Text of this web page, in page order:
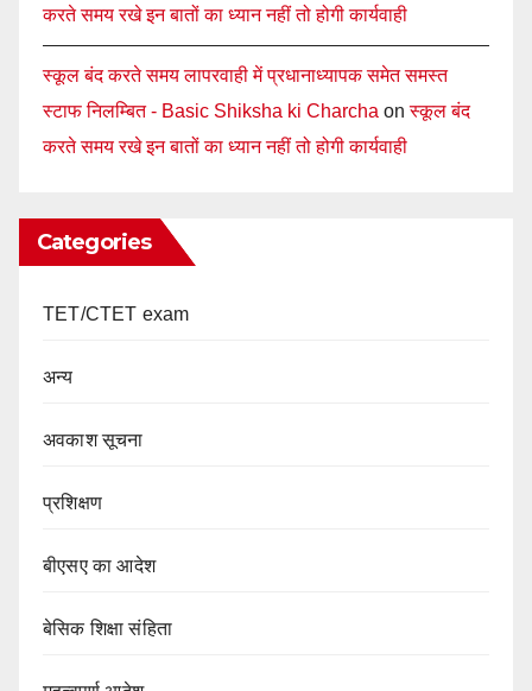
करते समय रखे इन बातों का ध्यान नहीं तो होगी कार्यवाही
स्कूल बंद करते समय लापरवाही में प्रधानाध्यापक समेत समस्त
स्टाफ निलम्बित - Basic Shiksha ki Charcha onस्कूल बंद
करते समय रखे इन बातों का ध्यान नहीं तो होगी कार्यवाही
Categories
TET/CTET exam
अन्य
अवकाश सूचना
प्रशिक्षण
बीएसए का आदेश
बेसिक शिक्षा संहिता